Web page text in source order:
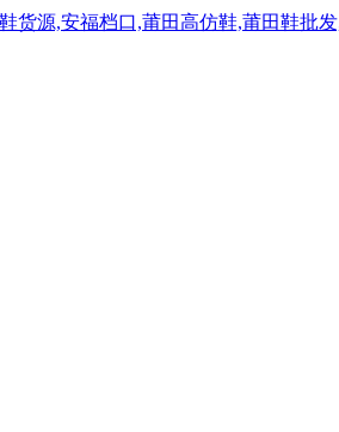
货源,安福档口,莆田高仿鞋,莆田鞋批